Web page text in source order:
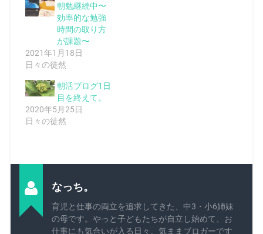
朝勉継続中〜
効率的な勉強
時間の取り方
が課題〜
2021年1月18日
日々の徒然
朝活ブログ1日
目を終えて。
2020年5月25日
日々の徒然
なっち。
育児と仕事の両立を追求してきた、中3・小6姉妹
の母です。やっと子どもたちが自立し始めて、お
仕事にも気合いが入る日々。気ままブロガーです